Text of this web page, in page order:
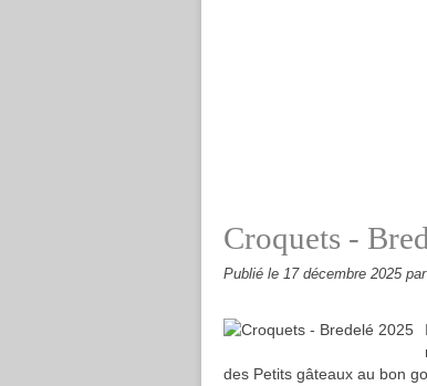
Croquets -
Publié le 17 décembre 2025
des Petits gâteaux au bon